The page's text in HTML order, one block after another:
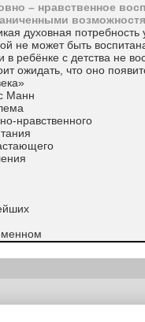
– нравственное
духовная потребность
не может быть
в ребёнке с детства не
ожидать, что оно
Манн
нравственного